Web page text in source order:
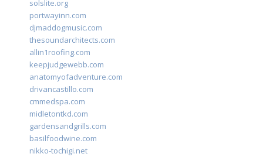
solslite.org
portwayinn.com
djmaddogmusic.com
thesoundarchitects.com
allin1roofing.com
keepjudgewebb.com
anatomyofadventure.com
drivancastillo.com
cmmedspa.com
midletontkd.com
gardensandgrills.com
basilfoodwine.com
nikko-tochigi.net